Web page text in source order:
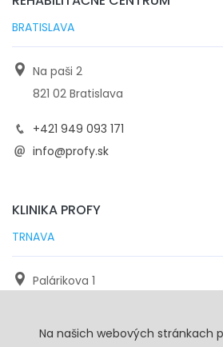
BRATISLAVA
Na paši 2
821 02 Bratislava
+421 949 093 171
info@profy.sk
KLINIKA PROFY
TRNAVA
Palárikova 1
+421 905 117 923
Na našich webových stránkach